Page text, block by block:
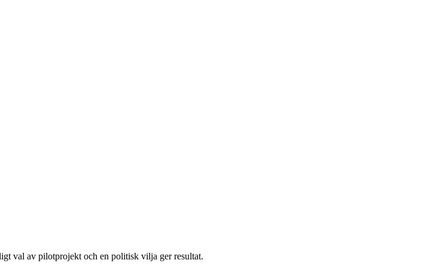
val av pilotprojekt och en politisk vilja ger resultat.